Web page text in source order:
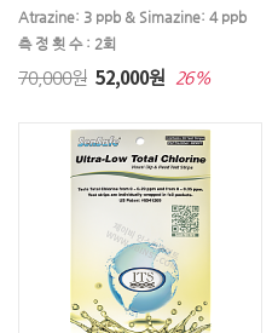
Atrazine: 3 ppb & Simazine: 4 ppb
측 정 횟 수 : 2회
70,000원 52,000원 26%